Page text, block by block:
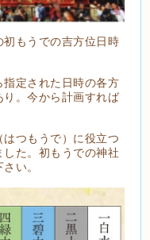
もうでの吉方位日時
定された日時の各方
。今から計画すれば
つもうで）に役立つ
た。初もうでの神社
い。